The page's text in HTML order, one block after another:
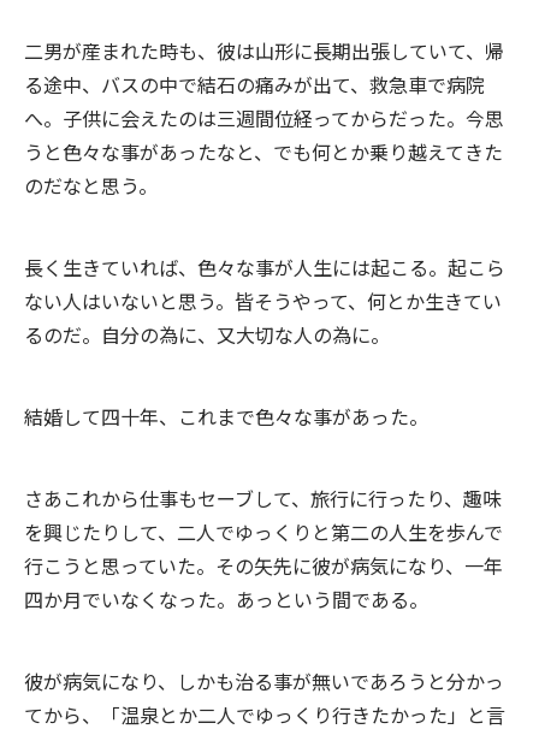
二男が産まれた時も、彼は山形に長期出張していて、帰
る途中、バスの中で結石の痛みが出て、救急車で病院
へ。子供に会えたのは三週間位経ってからだった。今思
うと色々な事があったなと、でも何とか乗り越えてきた
のだなと思う。
長く生きていれば、色々な事が人生には起こる。起こら
ない人はいないと思う。皆そうやって、何とか生きてい
るのだ。自分の為に、又大切な人の為に。
結婚して四十年、これまで色々な事があった。
さあこれから仕事もセーブして、旅行に行ったり、趣味
を興じたりして、二人でゆっくりと第二の人生を歩んで
行こうと思っていた。その矢先に彼が病気になり、一年
四か月でいなくなった。あっという間である。
彼が病気になり、しかも治る事が無いであろうと分かっ
てから、「温泉とか二人でゆっくり行きたかった」と言